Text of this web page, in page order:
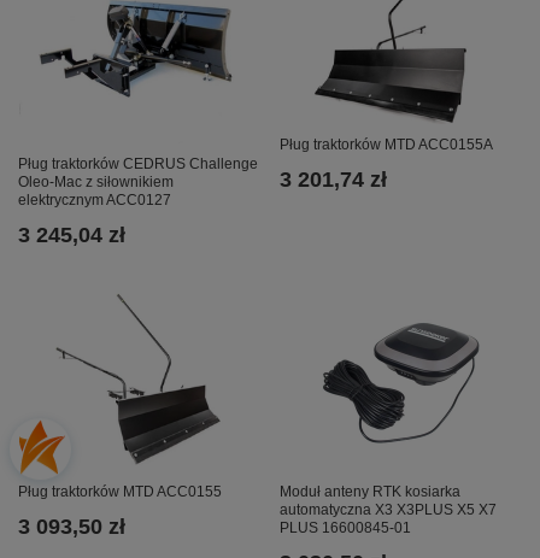
Pług traktorków CEDRUS Challenge
Oleo-Mac z siłownikiem
elektrycznym ACC0127
3 245,04 zł
Pług traktorków MTD ACC0155A
3 201,74 zł
Pług traktorków MTD ACC0155
3 093,50 zł
Moduł anteny RTK kosiarka
automatyczna X3 X3PLUS X5 X7
PLUS 16600845-01